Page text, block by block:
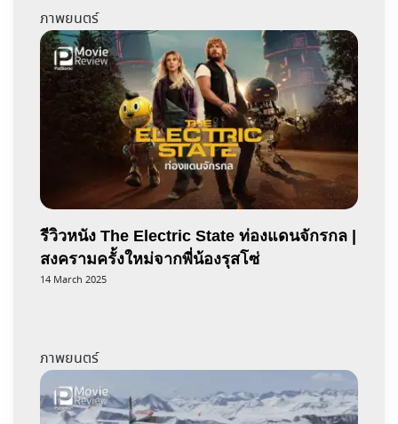
ภาพยนตร์
รีวิวหนัง The Electric State ท่องแดนจักรกล |
สงครามครั้งใหม่จากพี่น้องรุสโซ่
14 March 2025
ภาพยนตร์